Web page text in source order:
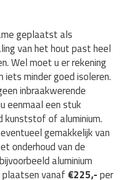
geplaatst als
van het hout past heel
Wel moet u er rekening
iets minder goed isoleren.
inbraakwerende
eenmaal een stuk
kunststof of aluminium.
gemakkelijk van
onderhoud van de
aluminium
plaatsen vanaf €225,-per